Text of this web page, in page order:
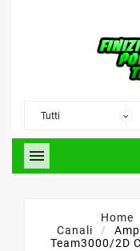

Home
Canali
Team3000/2D